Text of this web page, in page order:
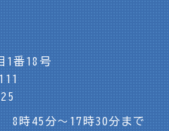
1番18号
時45分～17時30分まで